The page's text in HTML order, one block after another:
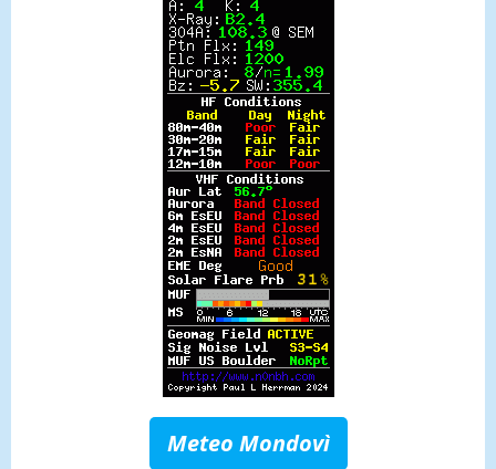
Meteo Mondovì